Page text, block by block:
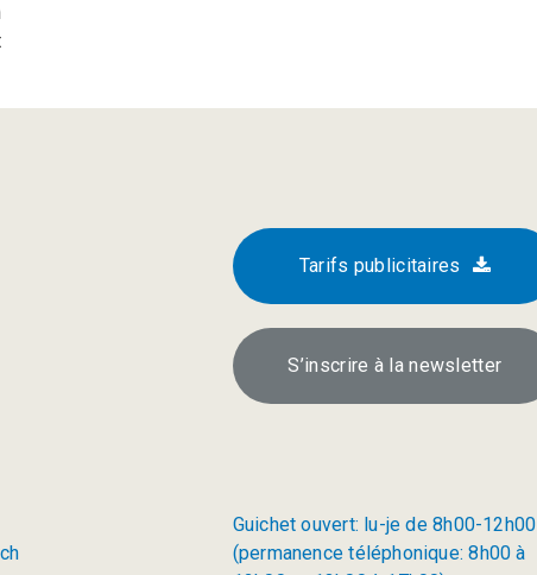
Tarifs publicitaires
S’inscrire à la newsletter
Guichet ouvert: lu-je de 8h00-12h00
(permanence téléphonique: 8h00 à